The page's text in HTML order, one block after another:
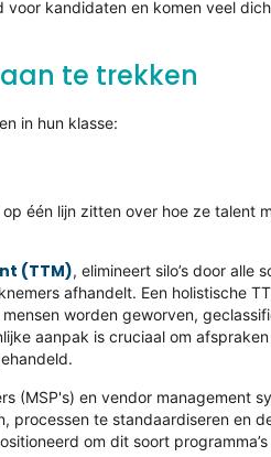
kandidaten en komen veel
te trekken
in hun klasse:
één lijn zitten over hoe ze talent
(TTM), elimineert silo’s door alle
afhandelt. Een holistische
worden geworven,
aanpak is cruciaal om
(MSP's) en vendor management
processen te standaardiseren en
om dit soort